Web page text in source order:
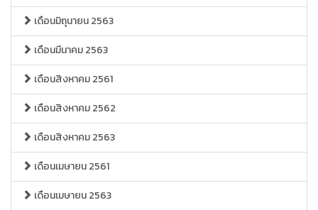
เดือนมิถุนายน 2563
เดือนมีนาคม 2563
เดือนสิงหาคม 2561
เดือนสิงหาคม 2562
เดือนสิงหาคม 2563
เดือนเมษายน 2561
เดือนเมษายน 2563